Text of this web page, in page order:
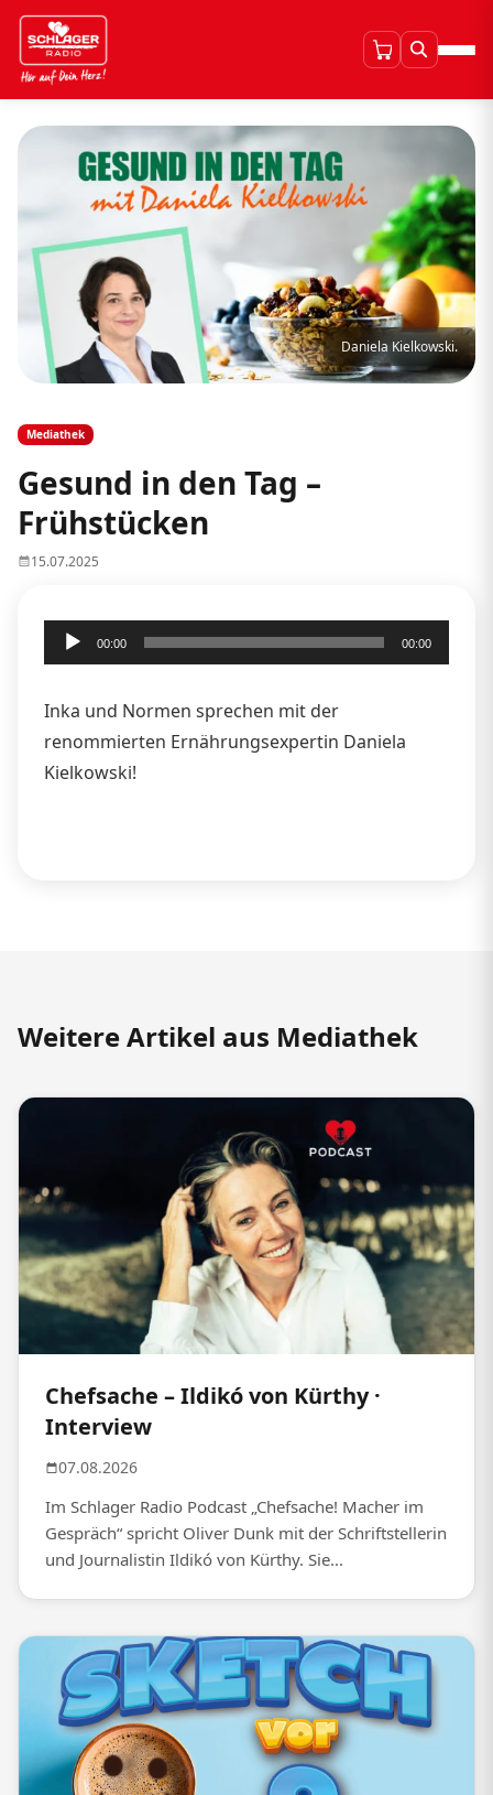
Daniela Kielkowski.
Mediathek
Gesund in den Tag –
Frühstücken
15.07.2025
Audio-
Player
00:00 00:00
Inka und Normen sprechen mit der
renommierten Ernährungsexpertin Daniela
Kielkowski!
Weitere Artikel aus Mediathek
Chefsache – Ildikó von Kürthy ·
Interview
07.08.2026
Im Schlager Radio Podcast „Chefsache! Macher im
Gespräch“ spricht Oliver Dunk mit der Schriftstellerin
und Journalistin Ildikó von Kürthy. Sie...